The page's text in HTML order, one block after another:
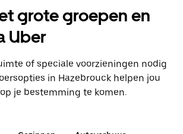
grote groepen en
Uber
of speciale voorzieningen nodig
in Hazebrouck helpen jou
je bestemming te komen.